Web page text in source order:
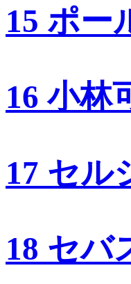
15 ポー
16 小林
17 セル
18 セバ